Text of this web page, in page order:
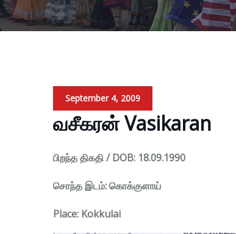
September 4, 2009
வசீகரன் Vasikaran
பிறந்த திகதி / DOB: 18.09.1990
சொந்த இடம்: கொக்குளாய்
Place: Kokkulai